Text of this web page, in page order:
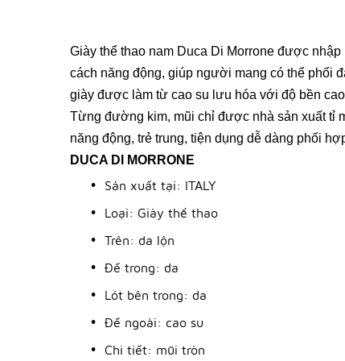
Giày thể thao nam Duca Di Morrone được
cách năng động, giúp người mang có thể phối
giày được làm từ cao su lưu hóa với độ bền
Từng đường kim, mũi chỉ được nhà sản xuất tỉ
năng động, trẻ trung, tiện dụng dễ dàng phối
DUCA DI MORRONE
Sản xuất tại: ITALY
Loại: Giày thể thao
Trên: da lộn
Đế trong: da
Lót bên trong: da
Đế ngoài: cao su
Chi tiết: mũi tròn